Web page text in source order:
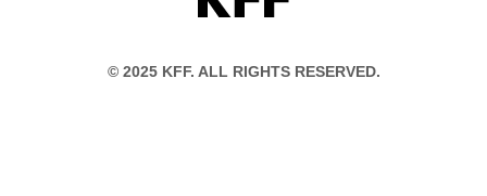
© 2025 KFF. ALL RIGHTS RESERVED.